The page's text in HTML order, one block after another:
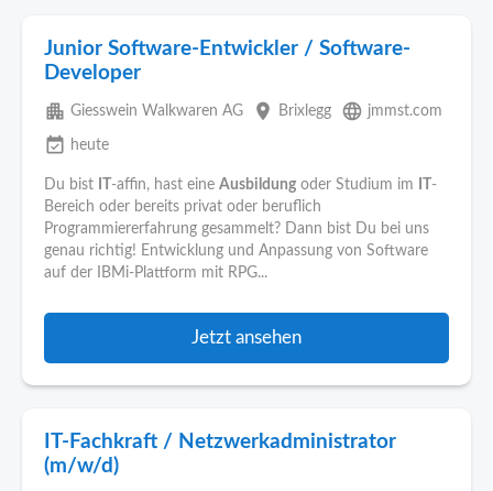
Junior Software-Entwickler / Software-
Developer
apartment Giesswein Walkwaren AG place Brixlegg language jmmst.com
event_available heute
Du bist -affin, hast eine Ausbildung oder Studium im
-
Bereich oder bereits privat oder beruflich
Programmiererfahrung gesammelt? Dann bist Du bei uns
genau richtig! Entwicklung und Anpassung von Software
auf der IBMi-Plattform mit RPG...
Jetzt ansehen
IT-Fachkraft / Netzwerkadministrator
(m/w/d)